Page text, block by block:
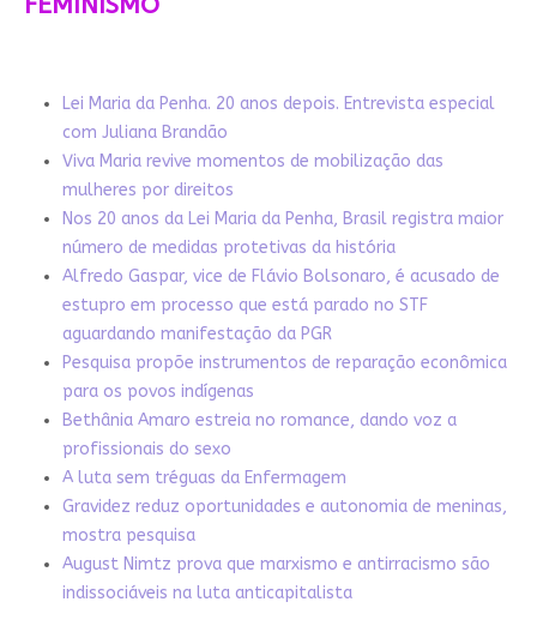
Lei Maria da Penha. 20 anos depois. Entrevista especial
com Juliana Brandão
Viva Maria revive momentos de mobilização das
mulheres por direitos
Nos 20 anos da Lei Maria da Penha, Brasil registra maior
número de medidas protetivas da história
Alfredo Gaspar, vice de Flávio Bolsonaro, é acusado de
estupro em processo que está parado no STF
aguardando manifestação da PGR
Pesquisa propõe instrumentos de reparação econômica
para os povos indígenas
Bethânia Amaro estreia no romance, dando voz a
profissionais do sexo
A luta sem tréguas da Enfermagem
Gravidez reduz oportunidades e autonomia de meninas,
mostra pesquisa
August Nimtz prova que marxismo e antirracismo são
indissociáveis na luta anticapitalista